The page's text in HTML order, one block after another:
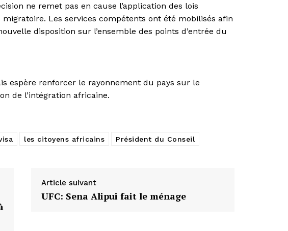
ne remet pas en cause l’application des lois
Les services compétents ont été mobilisés afin
disposition sur l’ensemble des points d’entrée du
espère renforcer le rayonnement du pays sur le
de l’intégration africaine.
les citoyens africains Président du Conseil
Article suivant
UFC: Sena Alipui fait le ménage